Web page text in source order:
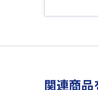
関連商品